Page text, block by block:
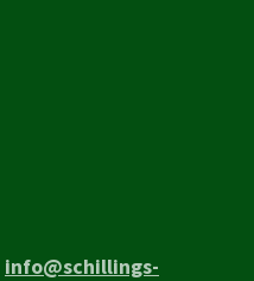
info@schillings-